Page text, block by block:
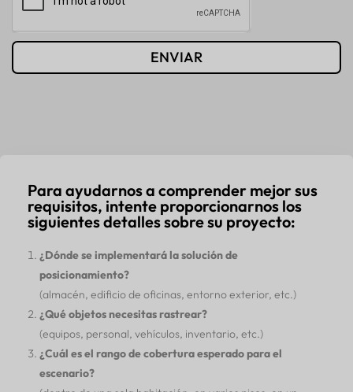
ENVIAR
Para ayudarnos a comprender mejor sus
requisitos, intente proporcionarnos los
siguientes detalles sobre su proyecto:
¿Dónde se implementará la solución de
posicionamiento?
(almacén, edificio de oficinas, entorno exterior, etc.)
¿Qué objetos necesitas rastrear?
(equipos, personal, vehículos, inventario, etc.)
¿Cuál es el rango de cobertura esperado para el
escenario?